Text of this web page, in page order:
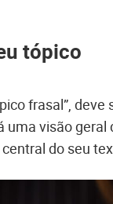
tópico
frasal”, deve
visão geral
do seu